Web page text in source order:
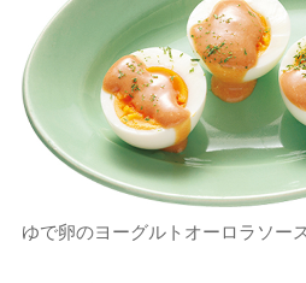
ゆで卵のヨーグルトオーロラソー